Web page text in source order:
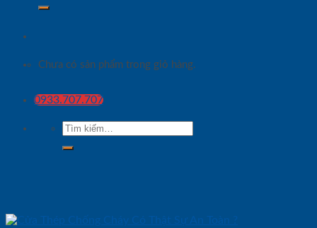
Chưa có sản phẩm trong giỏ hàng.
0933.707.707
Tìm
kiếm: